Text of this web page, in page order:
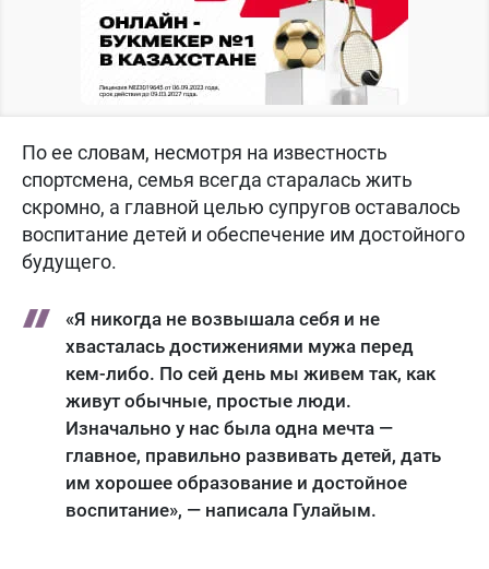
По ее словам, несмотря на известность
спортсмена, семья всегда старалась жить
скромно, а главной целью супругов оставалось
воспитание детей и обеспечение им достойного
будущего.
«Я никогда не возвышала себя и не
хвасталась достижениями мужа перед
кем-либо. По сей день мы живем так, как
живут обычные, простые люди.
Изначально у нас была одна мечта —
главное, правильно развивать детей, дать
им хорошее образование и достойное
воспитание», — написала Гулайым.